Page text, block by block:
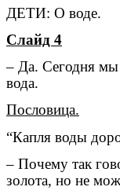
ДЕТИ: О воде.
Слайд 4
– Да. Сегодня мы
вода.
Пословица.
“Капля воды
– Почему так
золота, но не